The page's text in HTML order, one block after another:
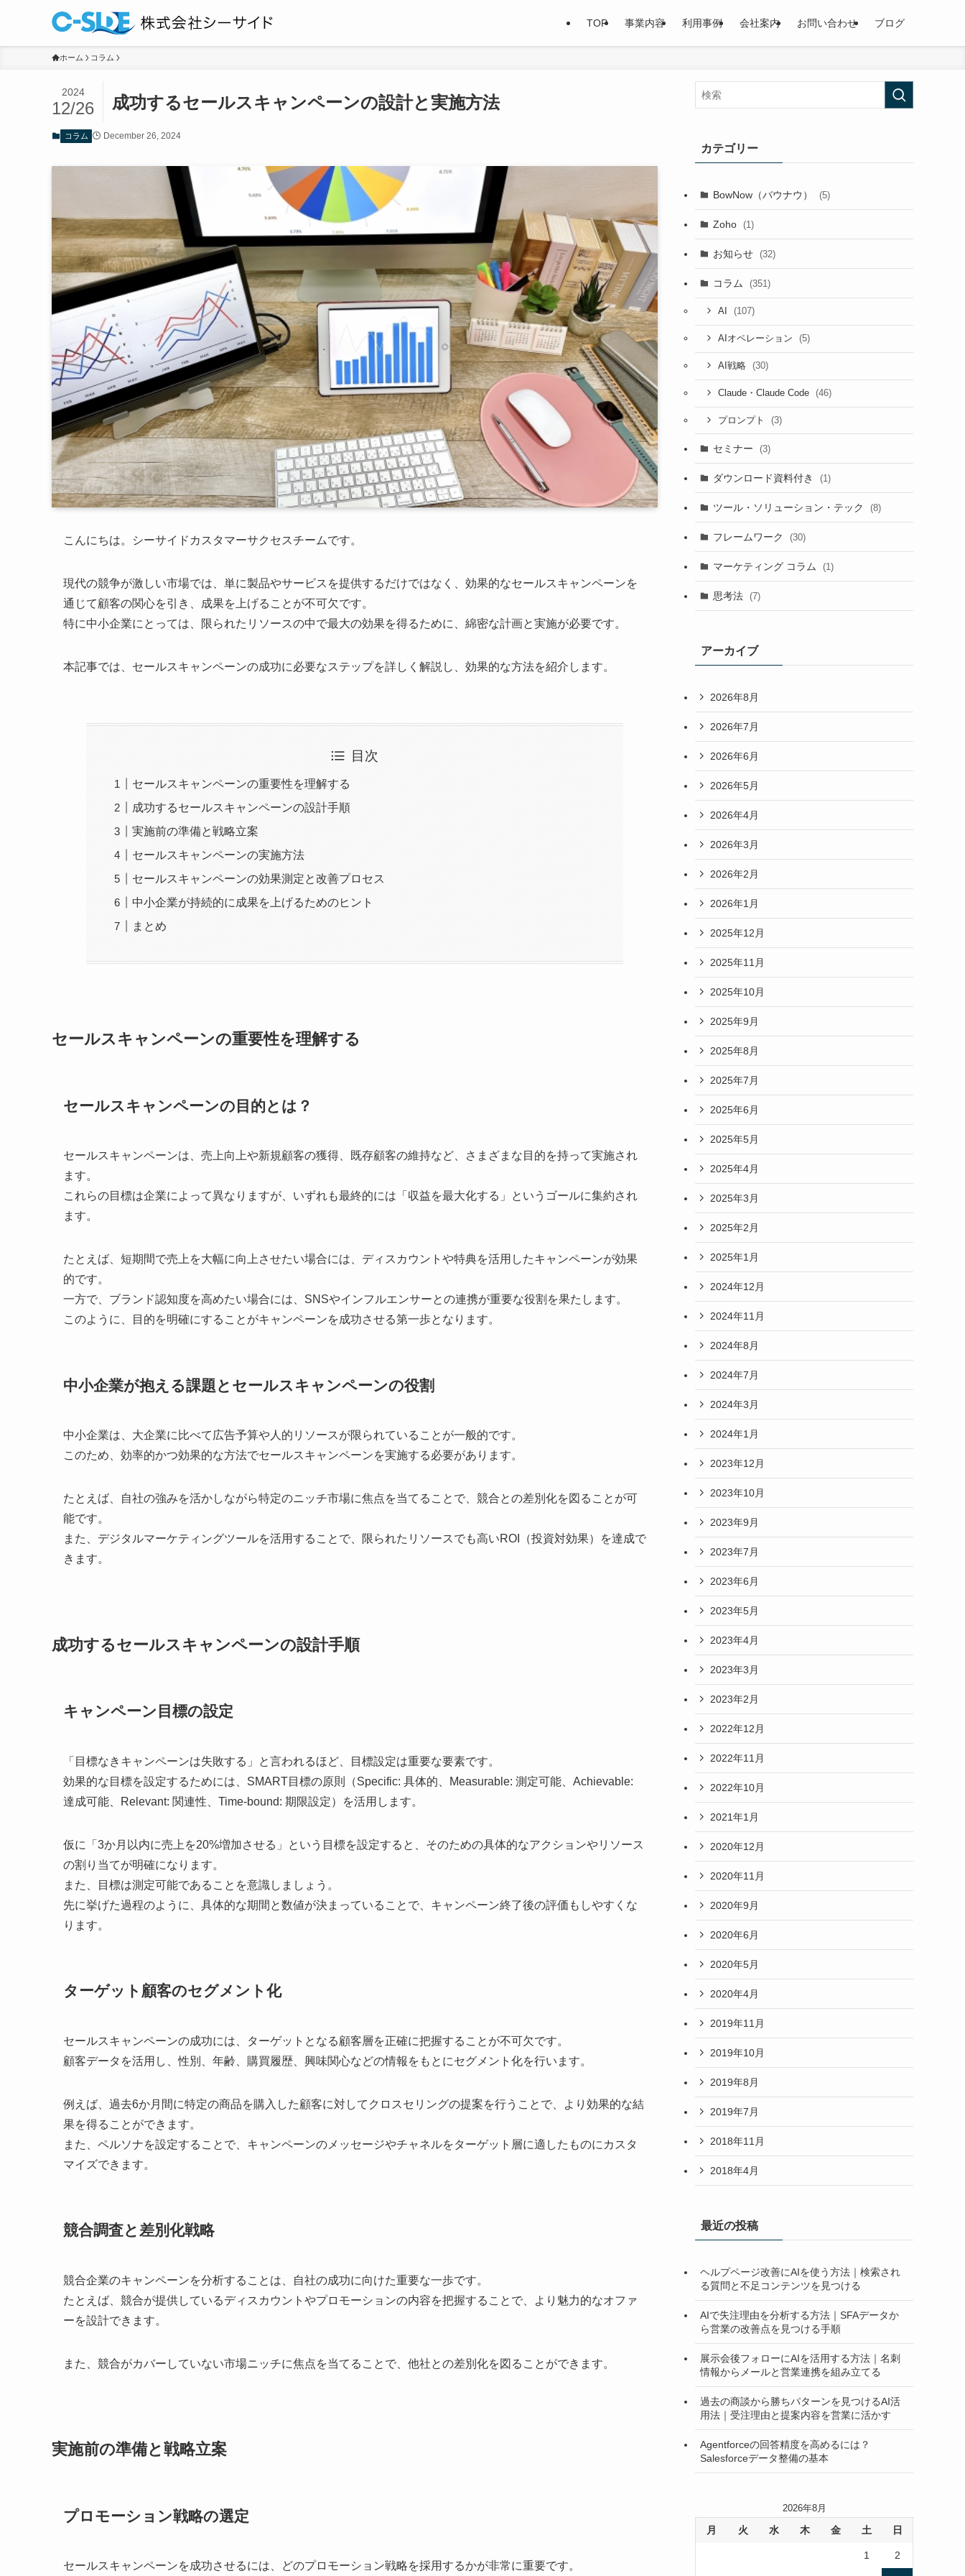
TOP 事業内容 利用事例 会社案内 お問い合わせ ブログ
ホーム コラム
成功するセールスキャンペーンの設計と実施方法
2024
12/26
コラム December 26, 2024
こんにちは。シーサイドカスタマーサクセスチームです。
現代の競争が激しい市場では、単に製品やサービスを提供するだけではなく、効果的なセールスキャンペーンを
通じて顧客の関心を引き、成果を上げることが不可欠です。
特に中小企業にとっては、限られたリソースの中で最大の効果を得るために、綿密な計画と実施が必要です。
本記事では、セールスキャンペーンの成功に必要なステップを詳しく解説し、効果的な方法を紹介します。
目次
セールスキャンペーンの重要性を理解する
成功するセールスキャンペーンの設計手順
実施前の準備と戦略立案
セールスキャンペーンの実施方法
セールスキャンペーンの効果測定と改善プロセス
中小企業が持続的に成果を上げるためのヒント
まとめ
セールスキャンペーンの重要性を理解する
セールスキャンペーンの目的とは？
セールスキャンペーンは、売上向上や新規顧客の獲得、既存顧客の維持など、さまざまな目的を持って実施され
ます。
これらの目標は企業によって異なりますが、いずれも最終的には「収益を最大化する」というゴールに集約され
ます。
たとえば、短期間で売上を大幅に向上させたい場合には、ディスカウントや特典を活用したキャンペーンが効果
的です。
一方で、ブランド認知度を高めたい場合には、SNSやインフルエンサーとの連携が重要な役割を果たします。
このように、目的を明確にすることがキャンペーンを成功させる第一歩となります。
中小企業が抱える課題とセールスキャンペーンの役割
中小企業は、大企業に比べて広告予算や人的リソースが限られていることが一般的です。
このため、効率的かつ効果的な方法でセールスキャンペーンを実施する必要があります。
たとえば、自社の強みを活かしながら特定のニッチ市場に焦点を当てることで、競合との差別化を図ることが可
能です。
また、デジタルマーケティングツールを活用することで、限られたリソースでも高いROI（投資対効果）を達成で
きます。
成功するセールスキャンペーンの設計手順
キャンペーン目標の設定
「目標なきキャンペーンは失敗する」と言われるほど、目標設定は重要な要素です。
効果的な目標を設定するためには、SMART目標の原則（Specific: 具体的、Measurable: 測定可能、Achievable:
達成可能、Relevant: 関連性、Time-bound: 期限設定）を活用します。
仮に「3か月以内に売上を20%増加させる」という目標を設定すると、そのための具体的なアクションやリソース
の割り当てが明確になります。
また、目標は測定可能であることを意識しましょう。
先に挙げた過程のように、具体的な期間と数値が決まっていることで、キャンペーン終了後の評価もしやすくな
ります。
ターゲット顧客のセグメント化
セールスキャンペーンの成功には、ターゲットとなる顧客層を正確に把握することが不可欠です。
顧客データを活用し、性別、年齢、購買履歴、興味関心などの情報をもとにセグメント化を行います。
例えば、過去6か月間に特定の商品を購入した顧客に対してクロスセリングの提案を行うことで、より効果的な結
果を得ることができます。
また、ペルソナを設定することで、キャンペーンのメッセージやチャネルをターゲット層に適したものにカスタ
マイズできます。
競合調査と差別化戦略
競合企業のキャンペーンを分析することは、自社の成功に向けた重要な一歩です。
たとえば、競合が提供しているディスカウントやプロモーションの内容を把握することで、より魅力的なオファ
ーを設計できます。
また、競合がカバーしていない市場ニッチに焦点を当てることで、他社との差別化を図ることができます。
実施前の準備と戦略立案
プロモーション戦略の選定
セールスキャンペーンを成功させるには、どのプロモーション戦略を採用するかが非常に重要です。
カテゴリー
BowNow（バウナウ） (5)
Zoho (1)
お知らせ (32)
コラム (351)
AI (107)
AIオペレーション (5)
AI戦略 (30)
Claude・Claude Code (46)
プロンプト (3)
セミナー (3)
ダウンロード資料付き (1)
ツール・ソリューション・テック (8)
フレームワーク (30)
マーケティング コラム (1)
思考法 (7)
アーカイブ
2026年8月
2026年7月
2026年6月
2026年5月
2026年4月
2026年3月
2026年2月
2026年1月
2025年12月
2025年11月
2025年10月
2025年9月
2025年8月
2025年7月
2025年6月
2025年5月
2025年4月
2025年3月
2025年2月
2025年1月
2024年12月
2024年11月
2024年8月
2024年7月
2024年3月
2024年1月
2023年12月
2023年10月
2023年9月
2023年7月
2023年6月
2023年5月
2023年4月
2023年3月
2023年2月
2022年12月
2022年11月
2022年10月
2021年1月
2020年12月
2020年11月
2020年9月
2020年6月
2020年5月
2020年4月
2019年11月
2019年10月
2019年8月
2019年7月
2018年11月
2018年4月
最近の投稿
ヘルプページ改善にAIを使う方法｜検索され
る質問と不足コンテンツを見つける
AIで失注理由を分析する方法｜SFAデータか
ら営業の改善点を見つける手順
展示会後フォローにAIを活用する方法｜名刺
情報からメールと営業連携を組み立てる
過去の商談から勝ちパターンを見つけるAI活
用法｜受注理由と提案内容を営業に活かす
Agentforceの回答精度を高めるには？
Salesforceデータ整備の基本
2026年8月
月 火 水 木 金 土 日
1 2